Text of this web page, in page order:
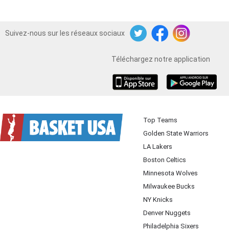
Suivez-nous sur les réseaux sociaux
TwitterFacebookInstagram
Téléchargez notre application
Top Teams
Golden State Warriors
LA Lakers
Boston Celtics
Minnesota Wolves
Milwaukee Bucks
NY Knicks
Denver Nuggets
Philadelphia Sixers